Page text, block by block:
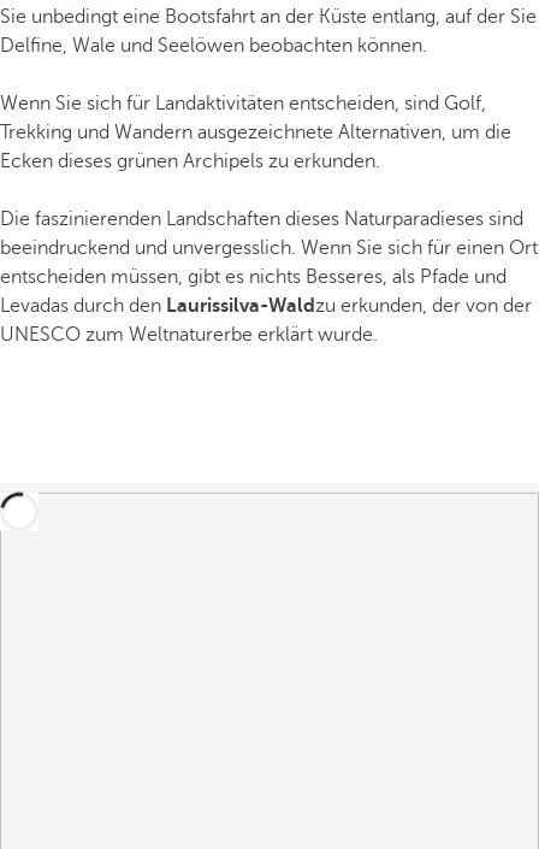
Sie unbedingt eine Bootsfahrt an der Küste entlang, auf der Sie
Delfine, Wale und Seelöwen beobachten können.
Wenn Sie sich für Landaktivitäten entscheiden, sind Golf,
Trekking und Wandern ausgezeichnete Alternativen, um die
Ecken dieses grünen Archipels zu erkunden.
Die faszinierenden Landschaften dieses Naturparadieses sind
beeindruckend und unvergesslich. Wenn Sie sich für einen Ort
entscheiden müssen, gibt es nichts Besseres, als Pfade und
Levadas durch den Laurissilva-Waldzu erkunden, der von der
UNESCO zum Weltnaturerbe erklärt wurde.